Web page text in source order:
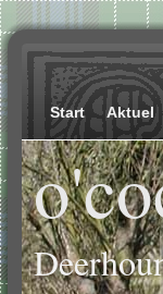
Start Aktuel